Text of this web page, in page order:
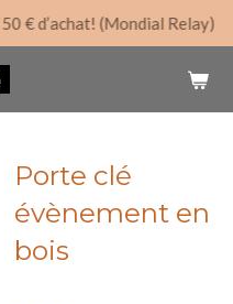
€ d’achat! (Mondial Relay)
Porte clé
évènement en
bois